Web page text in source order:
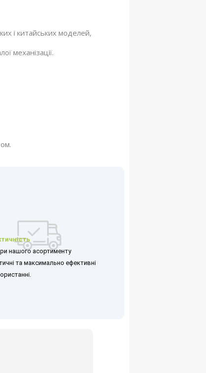
і китайських моделей,
механізації.
нашого асортименту
та максимально ефективні